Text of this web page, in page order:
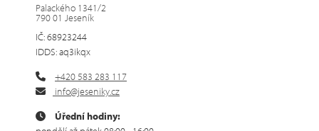
Palackého 1341/2
790 01 Jeseník
IČ: 68923244
IDDS: aq3ikqx
+420 583 283 117
info@jeseniky.cz
Úřední hodiny: